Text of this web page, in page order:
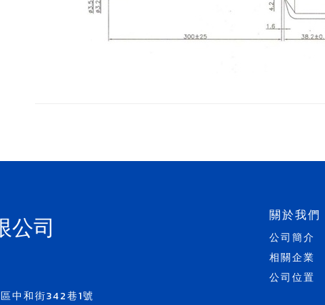
公司
中和街342巷1號
關於我們
公司簡介
相關企業
公司位置